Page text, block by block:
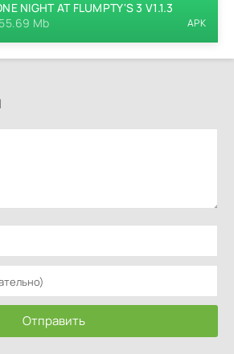
NIGHT AT FLUMPTY'S 3 V1.1.3
Mb
APK
Отправить